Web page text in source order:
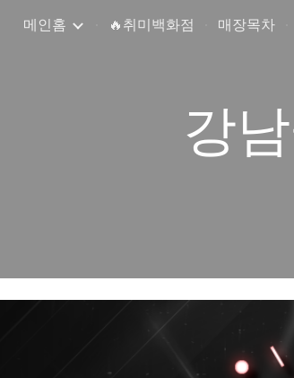
Skip to main
메인홈 🔥취미백화점 매장목차
강